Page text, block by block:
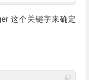
这个关键字来确定